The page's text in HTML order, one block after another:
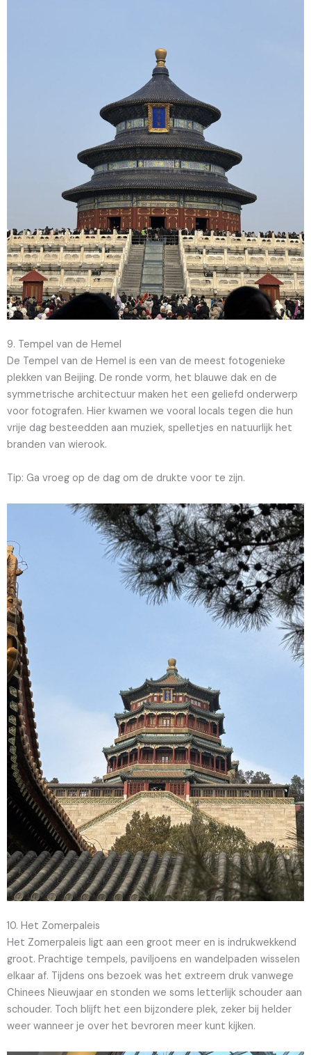
9. Tempel van de Hemel
De Tempel van de Hemel is een van de meest fotogenieke
plekken van Beijing. De ronde vorm, het blauwe dak en de
symmetrische architectuur maken het een geliefd onderwerp
voor fotografen. Hier kwamen we vooral locals tegen die hun
vrije dag besteedden aan muziek, spelletjes en natuurlijk het
branden van wierook.
Tip: Ga vroeg op de dag om de drukte voor te zijn.
10. Het Zomerpaleis
Het Zomerpaleis ligt aan een groot meer en is indrukwekkend
groot. Prachtige tempels, paviljoens en wandelpaden wisselen
elkaar af. Tijdens ons bezoek was het extreem druk vanwege
Chinees Nieuwjaar en stonden we soms letterlijk schouder aan
schouder. Toch blijft het een bijzondere plek, zeker bij helder
weer wanneer je over het bevroren meer kunt kijken.